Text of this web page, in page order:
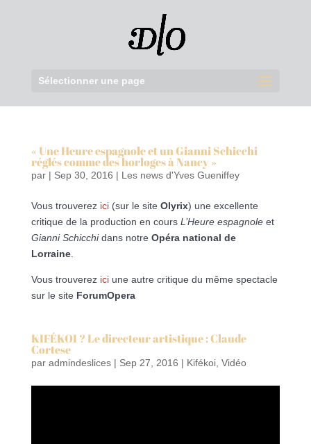
Sélectionner une page
« Une Heure espagnole et un Gianni Schicchi
réglés comme des horloges à Nancy »
par | Sep 30, 2016 | Les news d'Yves Gueniffey
Vous trouverez ici(sur le site Olyrix) une excellente
critique de la production en cours L’Heure espagnole et
Gianni Schicchidans notre Opéra national de
Lorraine.
Vous trouverez iciune autre critique du même spectacle
sur le site ForumOpera
KIFÉKOI ? Le directeur artistique : Claude
Cortese
par admindeslices| Sep 27, 2016 | Kifékoi, Vidéo